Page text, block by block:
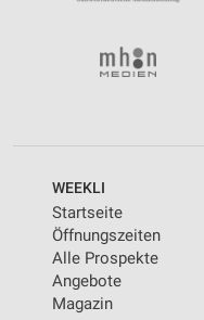
WEEKLI
Startseite
Öffnungszeiten
Alle Prospekte
Angebote
Magazin
Messung der
Analyse von
Kombinationen von
Inhalten
IAB-Besonderheiten:
Verwendung genauer
Geräte anhand von